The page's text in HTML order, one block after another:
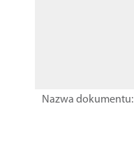
Nazwa dokumentu: